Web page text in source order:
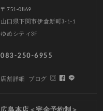
〒751-0869
山口県下関市伊倉新町3-1-1
ゆめシティ3F
083-250-6955
店舗詳細 ブログ